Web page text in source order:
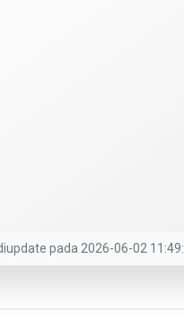
pada 2026-06-02